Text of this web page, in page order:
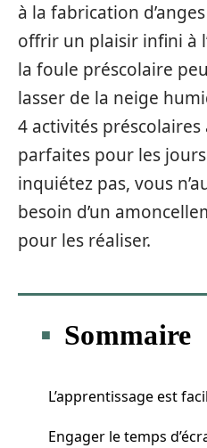
à la fabrication
offrir un plaisir infini à
la foule préscolaire
lasser de la neige
4 activités
parfaites pour les
inquiétez pas, vous
besoin d’un
pour les réaliser.
Sommaire
L’apprentissage est
Engager le temps